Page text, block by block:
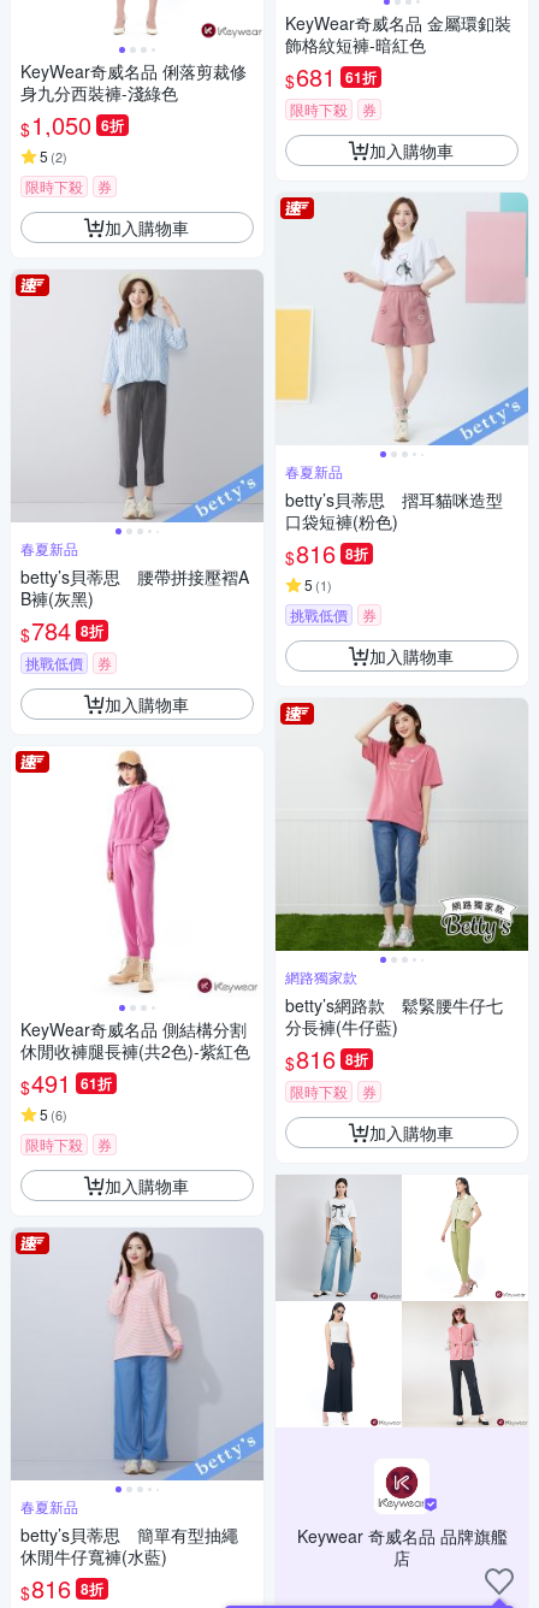
KeyWear奇威名品 俐落剪裁修
身九分西裝褲-淺綠色
$1,050 6折
5 (2)
限時下殺 券
加入購物車
春夏新品
betty’s貝蒂思 腰帶拼接壓褶A
B褲(灰黑)
$784 8折
挑戰低價 券
加入購物車
KeyWear奇威名品 側結構分割
休閒收褲腿長褲(共2色)-紫紅色
$491 61折
5 (6)
限時下殺 券
加入購物車
春夏新品
betty’s貝蒂思 簡單有型抽繩
休閒牛仔寬褲(水藍)
$816 8折
KeyWear奇威名品 金屬環釦裝
飾格紋短褲-暗紅色
$681 61折
限時下殺 券
加入購物車
春夏新品
betty’s貝蒂思 摺耳貓咪造型
口袋短褲(粉色)
$816 8折
5 (1)
挑戰低價 券
加入購物車
網路獨家款
betty’s網路款 鬆緊腰牛仔七
分長褲(牛仔藍)
$816 8折
限時下殺 券
加入購物車
Keywear 奇威名品 品牌旗艦
店